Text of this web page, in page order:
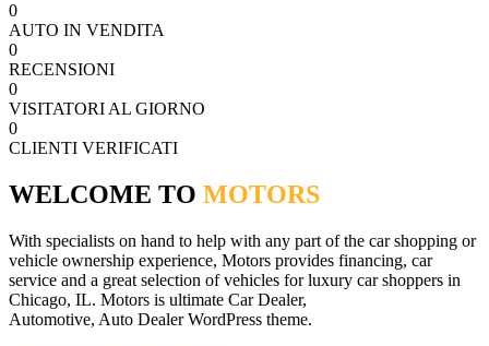
0
AUTO IN VENDITA
0
RECENSIONI
0
VISITATORI AL GIORNO
0
CLIENTI VERIFICATI
WELCOME TO MOTORS
With specialists on hand to help with any part of the car shopping or
vehicle ownership experience, Motors provides financing, car
service and a great selection of vehicles for luxury car shoppers in
Chicago, IL. Motors is ultimate Car Dealer,
Automotive, Auto Dealer WordPress theme.